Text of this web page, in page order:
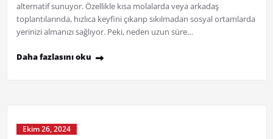
alternatif sunuyor. Özellikle kısa molalarda veya arkadaş
toplantılarında, hızlıca keyfini çıkarıp sıkılmadan sosyal ortamlarda
yerinizi almanızı sağlıyor. Peki, neden uzun süre…
Daha fazlasını oku
Ekim 26, 2024